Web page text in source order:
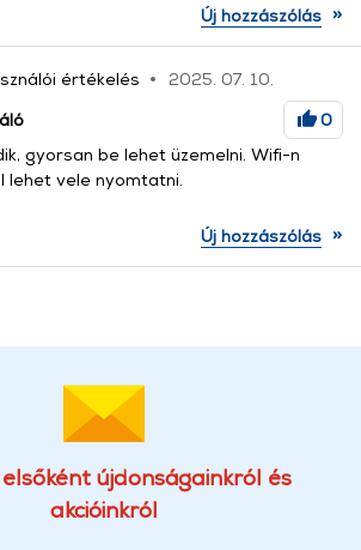
Új hozzászólás »
értékelés
2025. 07. 10.
0
gyorsan be lehet üzemelni. Wifi-n
lehet vele nyomtatni.
Új hozzászólás »
újdonságainkról és
akcióinkról